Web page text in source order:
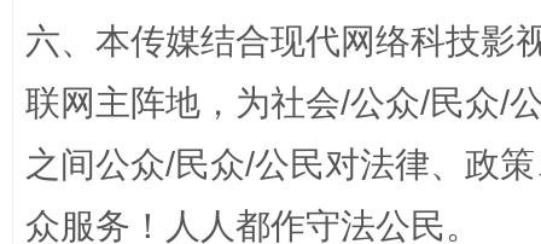
六、本传媒结合现代网络科技影
联网主阵地，为社会/公众/民众/
之间公众/民众/公民对法律、政
众服务！人人都作守法公民。